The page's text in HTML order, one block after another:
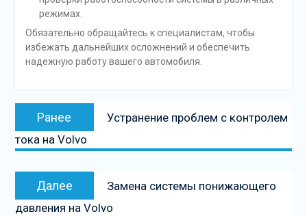
режимах.
Обязательно обращайтесь к специалистам, чтобы
избежать дальнейших осложнений и обеспечить
надежную работу вашего автомобиля.
Навигация
записям
Ранее
Предыдущая
запись:
Устранение проблем с контролем
тока на Volvo
Далее
Следующая
запись
Замена системы понижающего
давления на Volvo